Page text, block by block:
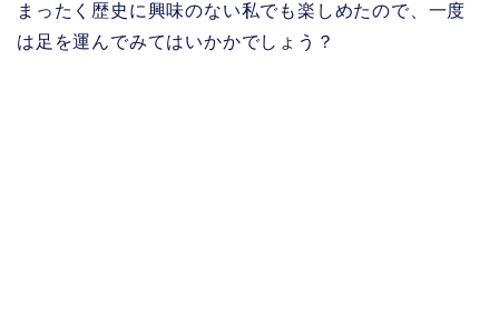
まったく歴史に興味のない私でも楽しめたので、一度
は足を運んでみてはいかかでしょう？